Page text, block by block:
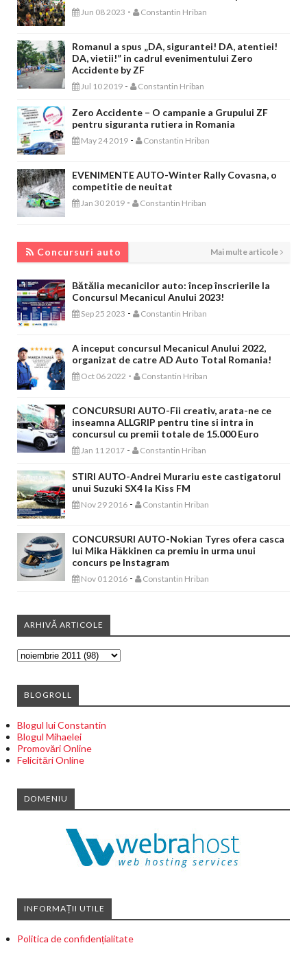
Jun 08 2023 - Constantin Hriban
Romanul a spus „DA, sigurantei! DA, atentiei!
DA, vietii!” in cadrul evenimentului Zero
Accidente by ZF
Jul 10 2019 - Constantin Hriban
Zero Accidente – O campanie a Grupului ZF
pentru siguranta rutiera in Romania
May 24 2019 - Constantin Hriban
EVENIMENTE AUTO-Winter Rally Covasna, o
competitie de neuitat
Jan 30 2019 - Constantin Hriban
Concursuri auto Mai multe articole
Bătălia mecanicilor auto: încep înscrierile la
Concursul Mecanicul Anului 2023!
Sep 25 2023 - Constantin Hriban
A inceput concursul Mecanicul Anului 2022,
organizat de catre AD Auto Total Romania!
Oct 06 2022 - Constantin Hriban
CONCURSURI AUTO-Fii creativ, arata-ne ce
inseamna ALLGRIP pentru tine si intra in
concursul cu premii totale de 15.000 Euro
Jan 11 2017 - Constantin Hriban
STIRI AUTO-Andrei Murariu este castigatorul
unui Suzuki SX4 la Kiss FM
Nov 29 2016 - Constantin Hriban
CONCURSURI AUTO-Nokian Tyres ofera casca
lui Mika Häkkinen ca premiu in urma unui
concurs pe Instagram
Nov 01 2016 - Constantin Hriban
ARHIVĂ ARTICOLE
BLOGROLL
Blogul lui Constantin
Blogul Mihaelei
Promovări Online
Felicitări Online
DOMENIU
INFORMAȚII UTILE
Politica de confidențialitate